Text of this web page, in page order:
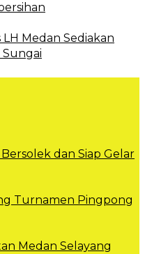
LH Medan Sediakan
dan Siap Gelar
Turnamen Pingpong
Medan Selayang